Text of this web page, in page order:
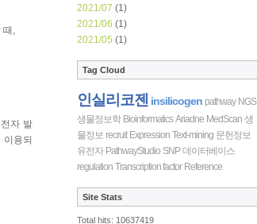
때,
자 발
용되
2021/07 (1)
2021/06 (1)
2021/05 (1)
Tag Cloud
인실리코젠 insilicogen pathway NGS
생물정보학 Bioinformatics Ariadne MedScan 생
물정보 recruit Expression Text-mining 문헌정보
유전자 PathwayStudio SNP 데이터베이스
regulation Transcription factor Reference
Site Stats
Total hits: 10637419